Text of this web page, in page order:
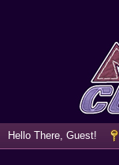
Hello There, Guest!